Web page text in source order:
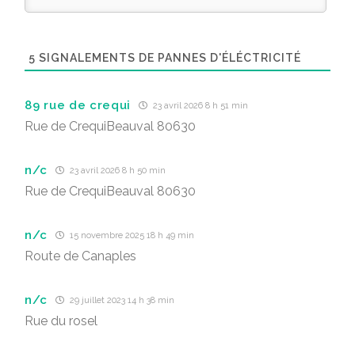
5 SIGNALEMENTS DE PANNES D'ÉLÉCTRICITÉ
89 rue de crequi 23 avril 2026 8 h 51 min
Rue de CrequiBeauval 80630
n/c 23 avril 2026 8 h 50 min
Rue de CrequiBeauval 80630
n/c 15 novembre 2025 18 h 49 min
Route de Canaples
n/c 29 juillet 2023 14 h 38 min
Rue du rosel